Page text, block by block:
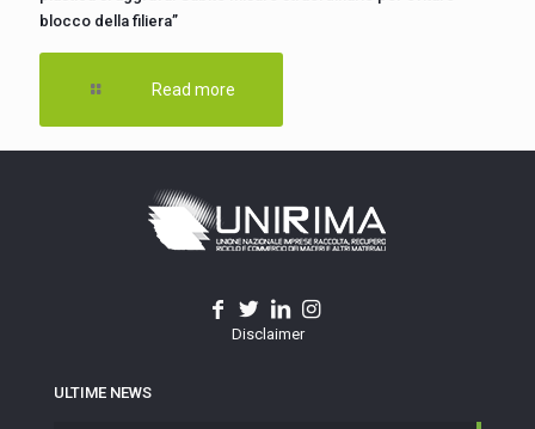
blocco della filiera”
Read more
Disclaimer
ULTIME NEWS